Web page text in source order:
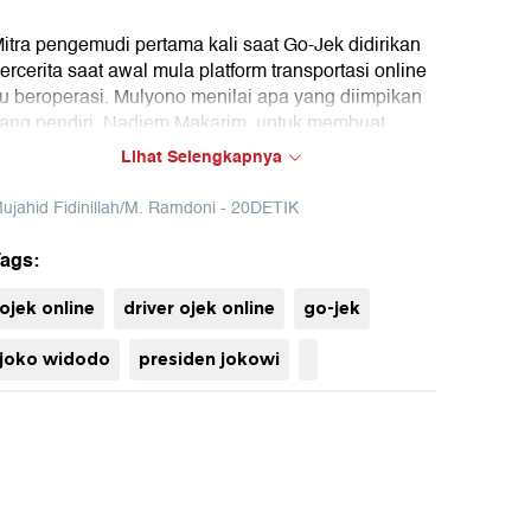
pengemudi pertama kali saat Go-Jek didirikan
saat awal mula platform transportasi online
beroperasi. Mulyono menilai apa yang diimpikan
pendiri, Nadiem Makarim, untuk membuat
transportasi online yang dikenal di seluruh negeri
merupakan hal yang tidak waras.
Lihat Selengkapnya
Fidinillah/M. Ramdoni - 20DETIK
ojek online driver ojek online go-jek
joko widodo presiden jokowi